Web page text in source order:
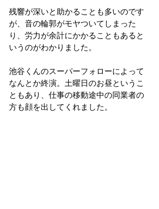
残響が深いと助かることも多いのです
が、音の輪郭がモヤついてしまった
り、労力が余計にかかることもあると
いうのがわかりました。
池谷くんのスーパーフォローによって
なんとか終演。土曜日のお昼というこ
ともあり、仕事の移動途中の同業者の
方も顔を出してくれました。